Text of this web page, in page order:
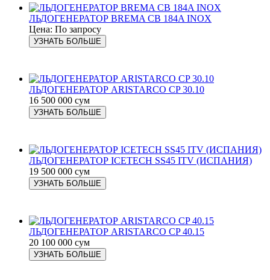
ЛЬДОГЕНЕРАТОР BREMA CB 184A INOX
Цена: По запросу
УЗНАТЬ БОЛЬШЕ
ЛЬДОГЕНЕРАТОР ARISTARCO CP 30.10
16 500 000 сум
УЗНАТЬ БОЛЬШЕ
ЛЬДОГЕНЕРАТОР ICETECH SS45 ITV (ИСПАНИЯ)
19 500 000 сум
УЗНАТЬ БОЛЬШЕ
ЛЬДОГЕНЕРАТОР ARISTARCO CP 40.15
20 100 000 сум
УЗНАТЬ БОЛЬШЕ